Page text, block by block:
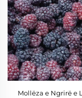
banana të thatë
Mollëza e Ngrirë e